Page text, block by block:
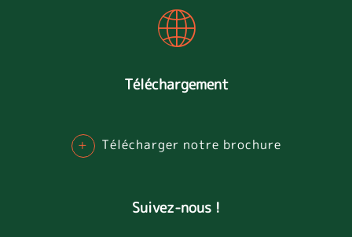
Téléchargement
+ Télécharger notre brochure
Suivez-nous !